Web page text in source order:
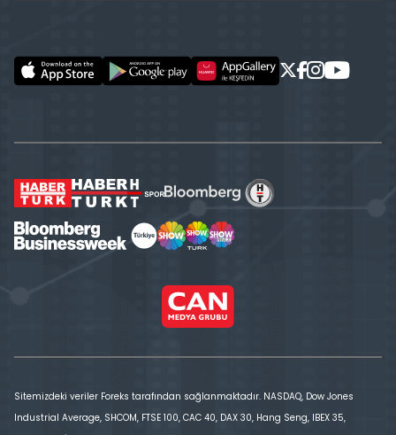
Sitemizdeki veriler Foreks tarafından sağlanmaktadır. NASDAQ, Dow Jones
Industrial Average, SHCOM, FTSE 100, CAC 40, DAX 30, Hang Seng, IBEX 35,